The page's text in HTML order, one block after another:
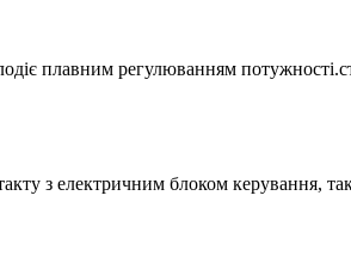
плавним регулюванням
з електричним блоком керування,